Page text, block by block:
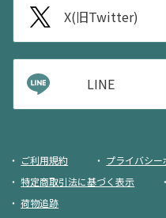
X(旧Twitter)
LINE
ご利用規約
プライバシー
特定商取引法に基づく表示
荷物追跡